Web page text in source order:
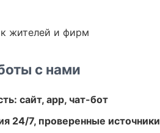
жителей и фирм
с нами
сайт, app, чат-бот
24/7, проверенные источники